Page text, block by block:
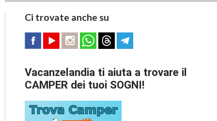
Ci trovate anche su
Vacanzelandia ti aiuta a trovare il
CAMPER dei tuoi SOGNI!